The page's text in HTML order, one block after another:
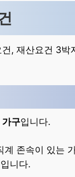
, 재산요건 3박
가구입니다.
존속이 있는
니다.